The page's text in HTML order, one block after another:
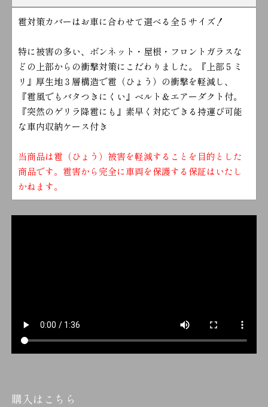
雹対策カバーはお車に合わせて選べる全５サイズ！
特に被害の多い、ボンネット・屋根・フロントガラスな
どの上部からの衝撃対策にこだわりました。『上部５ミ
リ』厚生地３層構造で雹（ひょう）の衝撃を軽減し、
『雹風でもバタつきにくい』ベルト＆エアーダクト付。
『突然のゲリラ降雹にも』素早く対応できる持運び可能
な車内収納ケース付き
当商品は雹（ひょう）被害を軽減することを目的とした
商品です。雹害から完全に車両を保護する保証はいたし
かねます。
購入はこちら